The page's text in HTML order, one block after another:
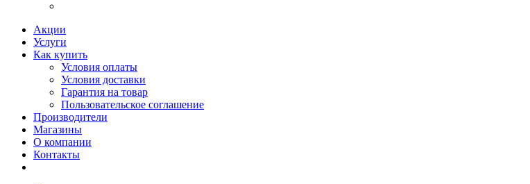
Акции
Услуги
Как купить
Условия оплаты
Условия доставки
Гарантия на товар
Пользовательское соглашение
Производители
Магазины
О компании
Контакты